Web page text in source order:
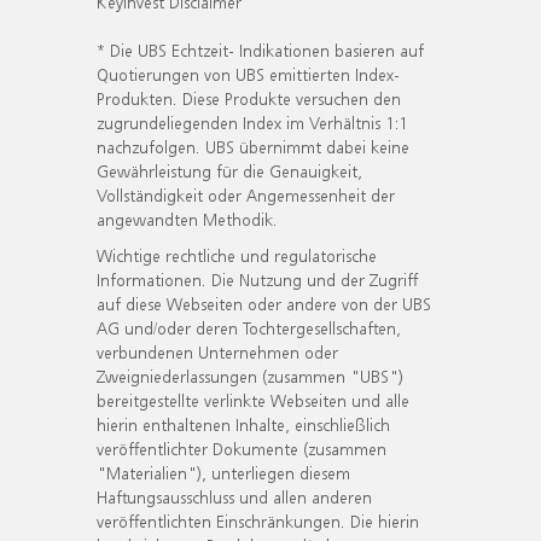
* Die UBS Echtzeit- Indikationen basieren auf
Quotierungen von UBS emittierten Index-
Produkten. Diese Produkte versuchen den
zugrundeliegenden Index im Verhältnis 1:1
nachzufolgen. UBS übernimmt dabei keine
Gewährleistung für die Genauigkeit,
Vollständigkeit oder Angemessenheit der
angewandten Methodik.
Wichtige rechtliche und regulatorische
Informationen. Die Nutzung und der Zugriff
auf diese Webseiten oder andere von der UBS
AG und/oder deren Tochtergesellschaften,
verbundenen Unternehmen oder
Zweigniederlassungen (zusammen "UBS")
bereitgestellte verlinkte Webseiten und alle
hierin enthaltenen Inhalte, einschließlich
veröffentlichter Dokumente (zusammen
"Materialien"), unterliegen diesem
Haftungsausschluss und allen anderen
veröffentlichten Einschränkungen. Die hierin